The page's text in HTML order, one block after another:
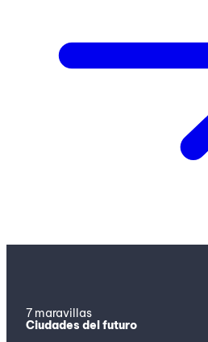
7 maravillas
Ciudades del futuro